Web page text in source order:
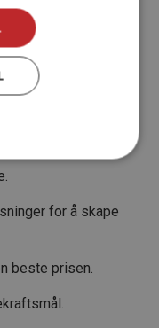
der vi kan gjøre en
for å skape
beste prisen.